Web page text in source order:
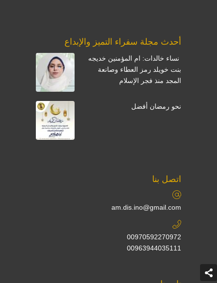
أحدث مجلة سفراء التميز والإبداع
نساء خالدات: ام المؤمنين خديجه
بنت خويلد رمز العطاء وصانعة
المجد منذ فجر الإسلام
نحو رمضان أفضل
اتصل بنا
am.dis.ino@gmail.com
00970592270972
00963944035111